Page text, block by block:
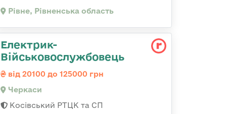
Рівне, Рівненська область
Електрик-
Військовослужбовець
від 20100 до 125000 грн
Черкаси
Косівський РТЦК та СП